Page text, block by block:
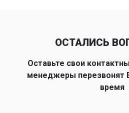
ОСТАЛИСЬ
Оставьте свои
менеджеры перезвонят
время